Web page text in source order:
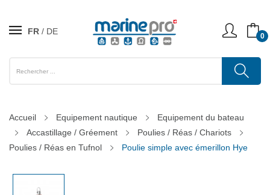
FR DE 0
Accueil Equipement nautique
Equipement du bateau
Accastillage / Gréement
Poulies / Réas / Chariots
Poulies / Réas en Tufnol
Poulie simple avec émerillon Hye